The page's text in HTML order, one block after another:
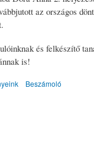
az országos
és felkészítő
is!
Beszámoló